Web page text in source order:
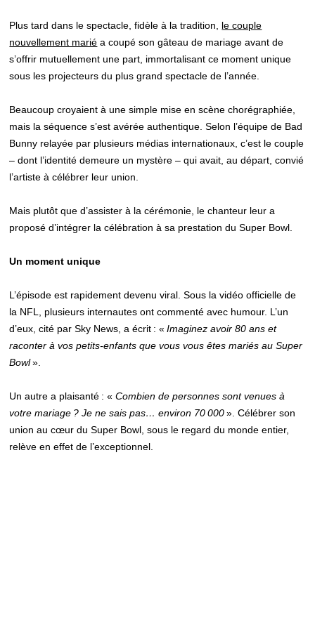
Plus tard dans le spectacle, fidèle à la tradition, le couple
nouvellement marié a coupé son gâteau de mariage avant de
s’offrir mutuellement une part, immortalisant ce moment unique
sous les projecteurs du plus grand spectacle de l’année.
Beaucoup croyaient à une simple mise en scène chorégraphiée,
mais la séquence s’est avérée authentique. Selon l’équipe de Bad
Bunny relayée par plusieurs médias internationaux, c’est le couple
– dont l’identité demeure un mystère – qui avait, au départ, convié
l’artiste à célébrer leur union.
Mais plutôt que d’assister à la cérémonie, le chanteur leur a
proposé d’intégrer la célébration à sa prestation du Super Bowl.
Un moment unique
L’épisode est rapidement devenu viral. Sous la vidéo officielle de
la NFL, plusieurs internautes ont commenté avec humour. L’un
d’eux, cité par Sky News, a écrit : «Imaginez avoir 80 ans et
raconter à vos petits-enfants que vous vous êtes mariés au Super
Bowl».
Un autre a plaisanté : «Combien de personnes sont venues à
votre mariage ? Je ne sais pas… environ 70 000». Célébrer son
union au cœur du Super Bowl, sous le regard du monde entier,
relève en effet de l’exceptionnel.